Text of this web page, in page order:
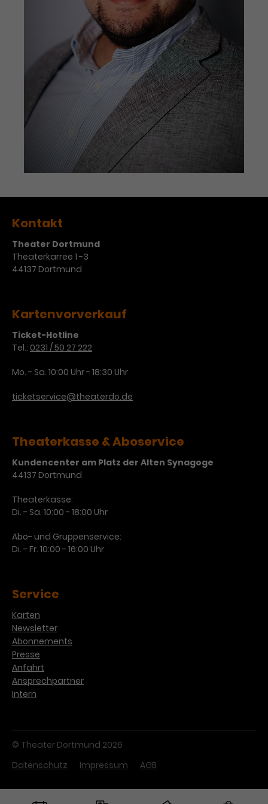
verschiedene Websites hinweg.
Kontakt
Theater Dortmund
Theaterkarree 1 -3
44137 Dortmund
Kartenvorverkauf
Ticket-Hotline
Tel.: 0231 / 50 27 222
Mo. - Sa. 10:00 Uhr - 18:30 Uhr
ticketservice@theaterdo.de
Theaterkasse & Aboservice
Kundencenter am Platz der Alten Synagoge
44137 Dortmund
Theaterkasse:
Di. - Sa. 10:00 - 18:00 Uhr
Abo- und Gruppenservice:
Di. - Fr. 10:00 - 16:00 Uhr
Service
Karten
Newsletter
Abonnements
Presse
Anfahrt
Ansprechpartner
Intern
© Theater Dortmund 2026
Datenschutz
Impressum AGB